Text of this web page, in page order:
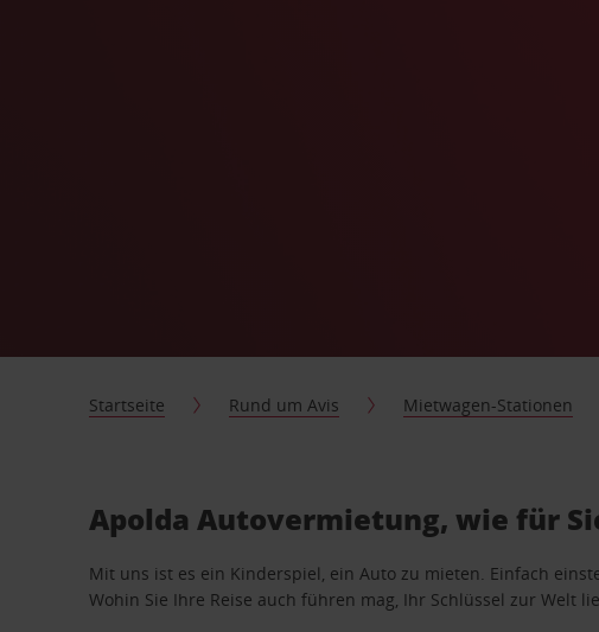
Startseite Rund um Avis Mietwagen-Stationen
Apolda Autovermietung, wie für
Mit uns ist es ein Kinderspiel, ein Auto zu mieten. Einfach
Wohin Sie Ihre Reise auch führen mag, Ihr Schlüssel zur Welt